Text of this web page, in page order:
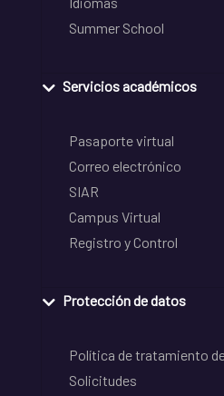
Summer School
Servicios académicos
Pasaporte virtual
Correo electrónico
SIAR
Campus Virtual
Registro y Control
Protección de datos
Política de tratamiento
Solicitudes